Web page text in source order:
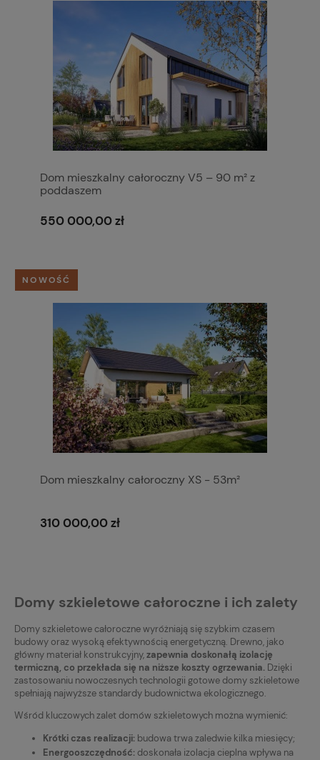
Dom mieszkalny całoroczny V5 – 90 m² z
poddaszem
550 000,00 zł
Dom mieszkalny całoroczny XS - 53m²
310 000,00 zł
NOWOŚĆ
Domy szkieletowe całoroczne i ich zalety
Domy szkieletowe całoroczne wyróżniają się szybkim czasem
budowy oraz wysoką efektywnością energetyczną. Drewno, jako
główny materiał konstrukcyjny,zapewnia doskonałą izolację
termiczną, co przekłada się na niższe koszty ogrzewania. Dzięki
zastosowaniu nowoczesnych technologii gotowe domy szkieletowe
spełniają najwyższe standardy budownictwa ekologicznego.
Wśród kluczowych zalet domów szkieletowych można wymienić:
Krótki czas realizacji: budowa trwa zaledwie kilka miesięcy;
Energooszczędność:doskonała izolacja cieplna wpływa na